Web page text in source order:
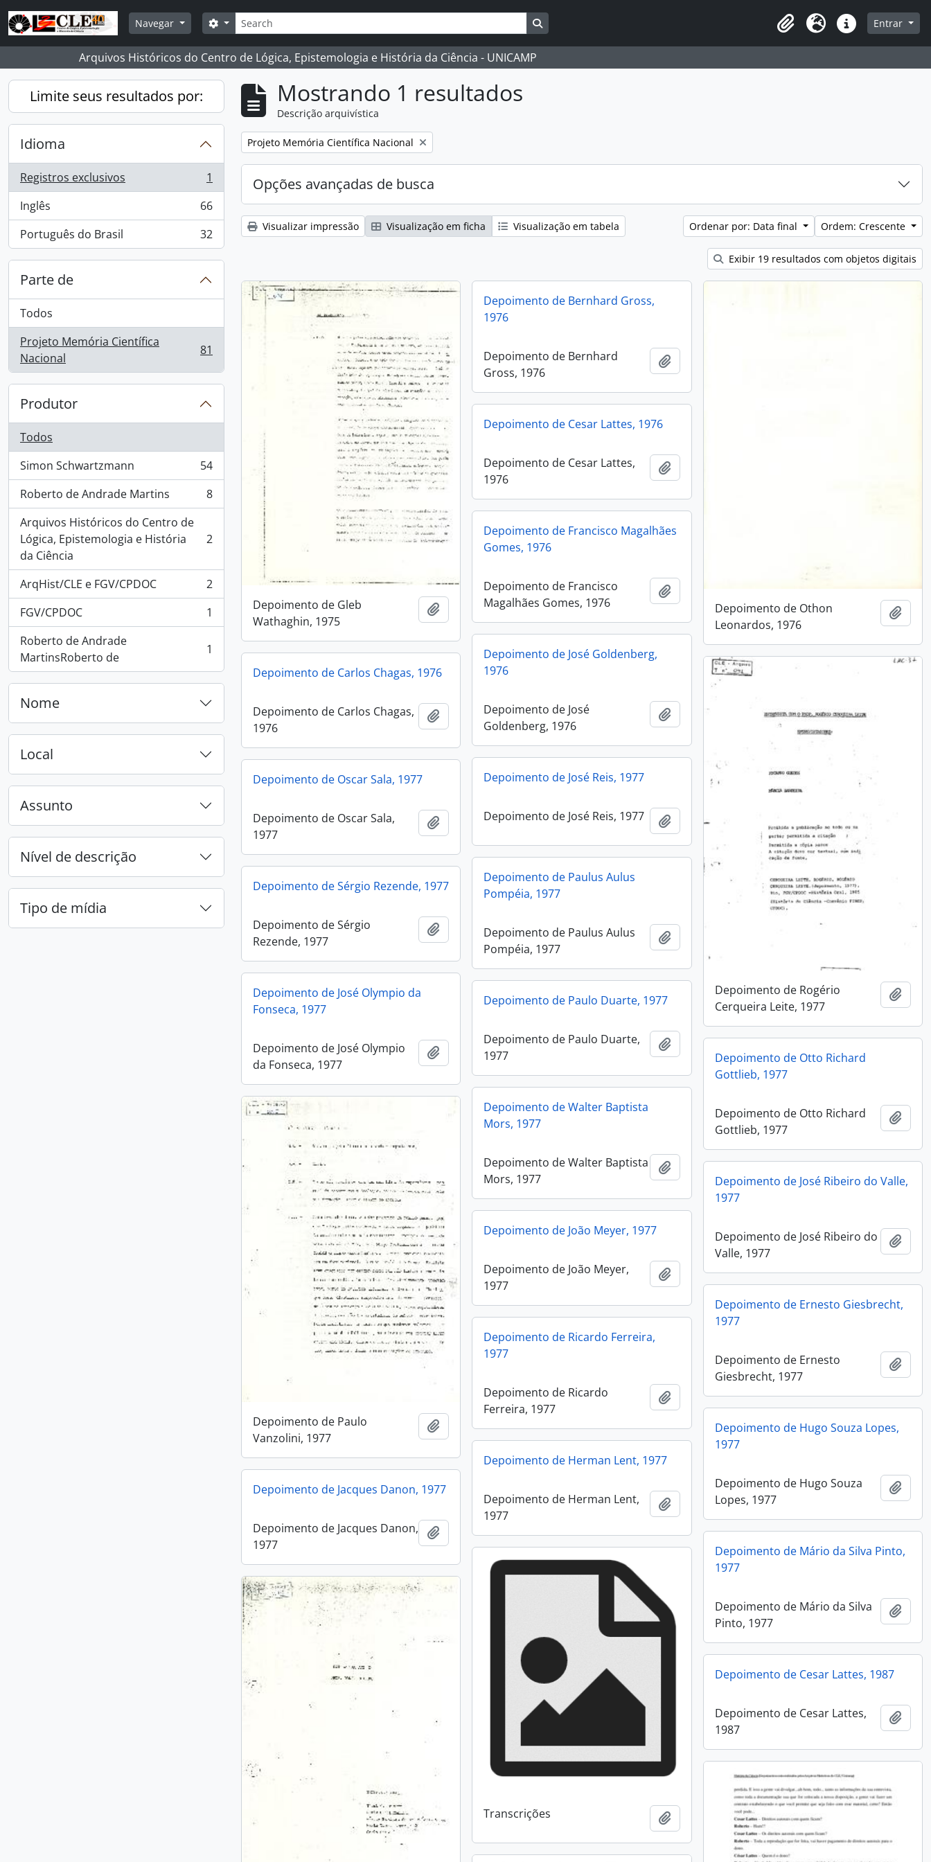
Skip to main content
Navegar
Buscar
Opções de busca
Clipboard
Idioma Atalhos Entrar
Arquivos Históricos do Centro de Lógica, Epistemologia e História da Ciência - UNICAMP
Limite seus resultados por:
Idioma
Registros exclusivos
, 1 resultados
1
Inglês
, 66 resultados
66
Português do Brasil
, 32 resultados 32
Parte de
Todos
Projeto Memória Científica
Nacional
, 81 resultados 81
Produtor
Todos
Simon Schwartzmann
, 54 resultados
54
Roberto de Andrade Martins
, 8 resultados
8
Arquivos Históricos do Centro de
Lógica, Epistemologia e História
da Ciência
, 2 resultados 2
ArqHist/CLE e FGV/CPDOC
, 2 resultados
2
FGV/CPDOC
, 1 resultados
1
Roberto de Andrade
MartinsRoberto de
, 1 resultados 1
Nome
Local
Assunto
Nível de descrição
Tipo de mídia
Mostrando 1 resultados
Descrição arquivística
Remover filtro:
Projeto Memória Científica Nacional
Opções avançadas de busca
Visualizar impressão Visualização em ficha Visualização em tabela Ordenar por: Data final Ordem: Crescente
Exibir 19 resultados com objetos digitais
Depoimento de Gleb
Wathaghin, 1975
Adicionar a área de transferência
Depoimento de Bernhard Gross,
1976
Depoimento de Bernhard
Gross, 1976
Adicionar a área de transferência
Depoimento de Othon
Leonardos, 1976
Depoimento de Cesar Lattes, 1976
Depoimento de Cesar Lattes,
1976
Adicionar a área de transferência
Depoimento de Francisco Magalhães
Gomes, 1976
Depoimento de Francisco
Magalhães Gomes, 1976
Adicionar a área de transferência
Depoimento de José Goldenberg,
1976
Depoimento de José
Goldenberg, 1976
Adicionar a área de transferência
Depoimento de Carlos Chagas, 1976
Depoimento de Carlos Chagas,
1976
Adicionar a área de transferência
Depoimento de Rogério
Cerqueira Leite, 1977
Depoimento de José Reis, 1977
Depoimento de José Reis, 1977 Adicionar a área de transferência
Depoimento de Oscar Sala, 1977
Depoimento de Oscar Sala,
1977
Adicionar a área de transferência
Depoimento de Paulus Aulus
Pompéia, 1977
Depoimento de Paulus Aulus
Pompéia, 1977
Adicionar a área de transferência
Depoimento de Sérgio Rezende, 1977
Depoimento de Sérgio
Rezende, 1977
Adicionar a área de transferência
Depoimento de José Olympio da
Fonseca, 1977
Depoimento de José Olympio
da Fonseca, 1977
Adicionar a área de transferência
Depoimento de Paulo Duarte, 1977
Depoimento de Paulo Duarte,
1977
Adicionar a área de transferência
Depoimento de Otto Richard
Gottlieb, 1977
Depoimento de Otto Richard
Gottlieb, 1977
Depoimento de Walter Baptista
Mors, 1977
Depoimento de Walter Baptista
Mors, 1977
Adicionar a área de transferência
Depoimento de Paulo
Vanzolini, 1977
Adicionar a área de transferência
Depoimento de José Ribeiro do Valle,
1977
Depoimento de José Ribeiro do
Valle, 1977
Depoimento de João Meyer, 1977
Depoimento de João Meyer,
1977
Adicionar a área de transferência
Depoimento de Ernesto Giesbrecht,
1977
Depoimento de Ernesto
Giesbrecht, 1977
Depoimento de Ricardo Ferreira,
1977
Depoimento de Ricardo
Ferreira, 1977
Adicionar a área de transferência
Depoimento de Hugo Souza Lopes,
1977
Depoimento de Hugo Souza
Lopes, 1977
Depoimento de Herman Lent, 1977
Depoimento de Herman Lent,
1977
Adicionar a área de transferência
Depoimento de Jacques Danon, 1977
Depoimento de Jacques Danon,
1977
Adicionar a área de transferência
Depoimento de Mário da Silva Pinto,
1977
Depoimento de Mário da Silva
Pinto, 1977
Transcrições Adicionar a área de transferência
Depoimento de Cesar Lattes, 1987
Depoimento de Cesar Lattes,
1987